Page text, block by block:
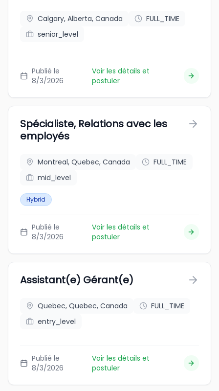
Calgary, Alberta, Canada
FULL_TIME
senior_level
Publié le
8/3/2026
Voir les détails et
postuler
Spécialiste, Relations avec les
employés
Montreal, Quebec, Canada
FULL_TIME
mid_level
Hybrid
Publié le
8/3/2026
Voir les détails et
postuler
Assistant(e) Gérant(e)
Quebec, Quebec, Canada
FULL_TIME
entry_level
Publié le
8/3/2026
Voir les détails et
postuler